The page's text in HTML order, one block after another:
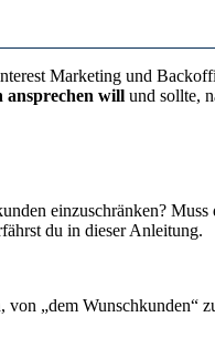
Marketing und
ansprechen will und sollte,
einzuschränken? Muss
du in dieser Anleitung.
„dem Wunschkunden“